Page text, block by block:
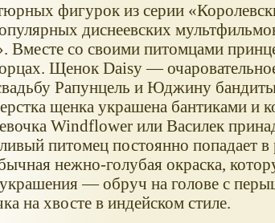
фигурок из серии
диснеевских
. Вместе со своими питомцами
Щенок Daisy —
Рапунцель и Юджину
щенка украшена бантиками и
Windflower или Василек
питомец постоянно попадает
нежно-голубая окраска,
— обруч на голове с
на хвосте в индейском стиле.